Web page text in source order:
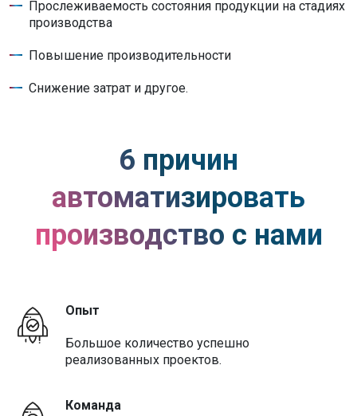
Прослеживаемость состояния продукции на стадиях
производства
Повышение производительности
Снижение затрат и другое.
6 причин
автоматизировать
производство с нами
Опыт
Большое количество успешно
реализованных проектов.
Команда